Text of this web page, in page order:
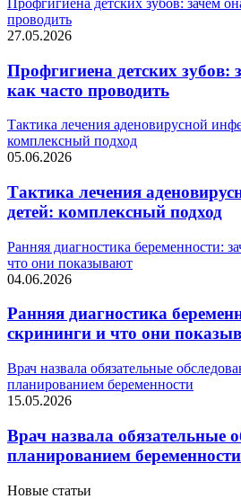
проводить
27.05.2026
Профгигиена детских зубов:
как часто проводить
Тактика лечения аденовирусной
комплексный подход
05.06.2026
Тактика лечения
детей: комплексный подход
Ранняя диагностика беременности:
что они показывают
04.06.2026
Ранняя диагностика
скрининги и что они
Врач назвала обязательные
планированием беременности
15.05.2026
Врач назвала обязательные
планированием беременности
Новые статьи